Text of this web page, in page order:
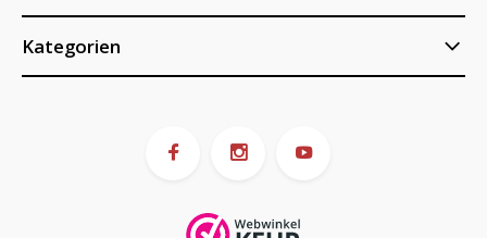
Kategorien